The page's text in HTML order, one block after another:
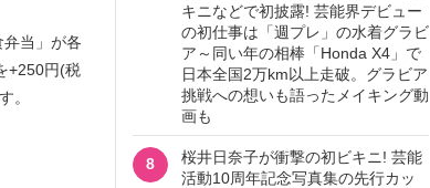
当」が各
+250円(税
。
キニなどで初披露! 芸能界デビュー
の初仕事は「週プレ」の水着グラビ
ア～同い年の相棒「Honda X4」で
日本全国2万km以上走破。グラビア
挑戦への想いも語ったメイキング動
画も
8
桜井日奈子が衝撃の初ビキニ! 芸能
活動10周年記念写真集の先行カッ